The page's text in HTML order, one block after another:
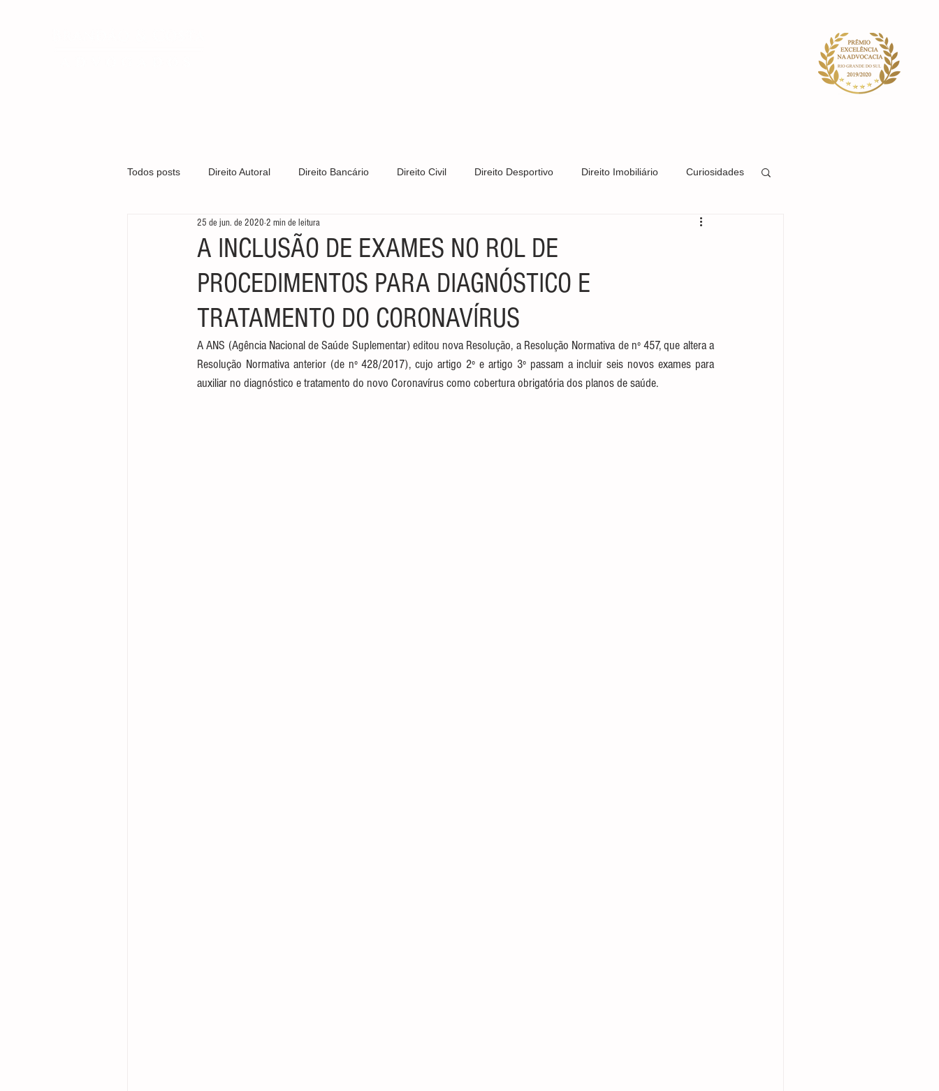
Todos posts Direito Autoral Direito Bancário Direito Civil Direito Desportivo Direito Imobiliário Curiosidades
Direito Médico Direito Trabalhista Direito Societário
Gestão Organizacional Marcas e Patentes Notícias LGPD Direito Constitucional
Direito Empresarial
A INCLUSÃO DE EXAMES NO ROL DE
PROCEDIMENTOS PARA DIAGNÓSTICO E
TRATAMENTO DO CORONAVÍRUS
25 de jun. de 2020 2 min de leitura
A ANS (Agência Nacional de Saúde Suplementar) editou nova Resolução, a Resolução Normativa de nº 457, que altera a
Resolução Normativa anterior (de nº 428/2017), cujo artigo 2º e artigo 3º passam a incluir seis novos exames para
auxiliar no diagnóstico e tratamento do novo Coronavírus como cobertura obrigatória dos planos de saúde.